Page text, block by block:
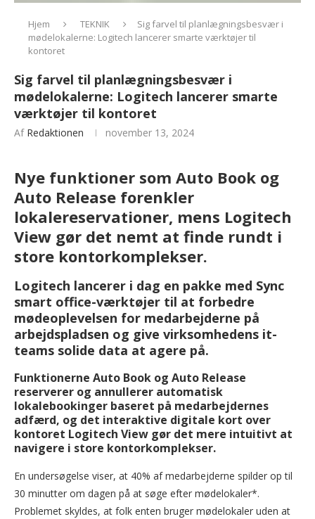
Hjem TEKNIK
Sig farvel til planlægningsbesvær i
mødelokalerne: Logitech lancerer smarte værktøjer til
kontoret
Sig farvel til planlægningsbesvær i
mødelokalerne: Logitech lancerer smarte
værktøjer til kontoret
Af Redaktionen november 13, 2024
Nye funktioner som Auto Book og
Auto Release forenkler
lokalereservationer, mens Logitech
View gør det nemt at finde rundt i
store kontorkomplekser.
Logitech lancerer i dag en pakke med Sync
smart office-værktøjer til at forbedre
mødeoplevelsen for medarbejderne på
arbejdspladsen og give virksomhedens it-
teams solide data at agere på.
Funktionerne Auto Book og Auto Release
reserverer og annullerer automatisk
lokalebookinger baseret på medarbejdernes
adfærd, og det interaktive digitale kort over
kontoret Logitech View gør det mere intuitivt at
navigere i store kontorkomplekser.
En undersøgelse viser, at 40% af medarbejderne spilder op til
30 minutter om dagen på at søge efter mødelokaler*.
Problemet skyldes, at folk enten bruger mødelokaler uden at